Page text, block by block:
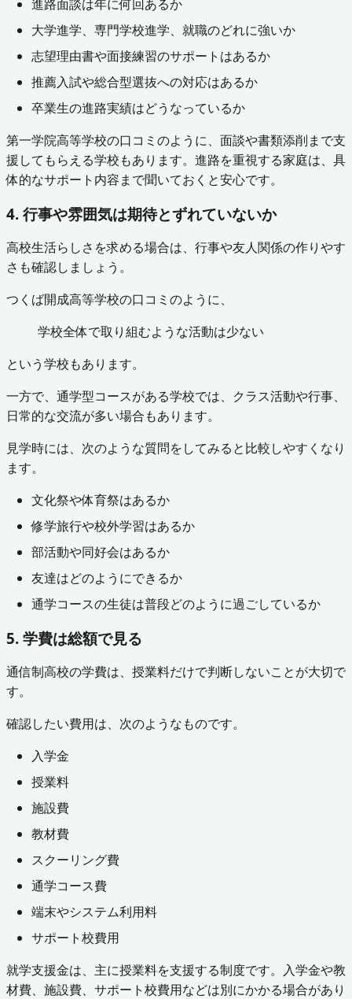
進路面談は年に何回あるか
大学進学、専門学校進学、就職のどれに強いか
志望理由書や面接練習のサポートはあるか
推薦入試や総合型選抜への対応はあるか
卒業生の進路実績はどうなっているか
第一学院高等学校の口コミのように、面談や書類添削まで支
援してもらえる学校もあります。進路を重視する家庭は、具
体的なサポート内容まで聞いておくと安心です。
4. 行事や雰囲気は期待とずれていないか
高校生活らしさを求める場合は、行事や友人関係の作りやす
さも確認しましょう。
つくば開成高等学校の口コミのように、
学校全体で取り組むような活動は少ない
という学校もあります。
一方で、通学型コースがある学校では、クラス活動や行事、
日常的な交流が多い場合もあります。
見学時には、次のような質問をしてみると比較しやすくなり
ます。
文化祭や体育祭はあるか
修学旅行や校外学習はあるか
部活動や同好会はあるか
友達はどのようにできるか
通学コースの生徒は普段どのように過ごしているか
5. 学費は総額で見る
通信制高校の学費は、授業料だけで判断しないことが大切で
す。
確認したい費用は、次のようなものです。
入学金
授業料
施設費
教材費
スクーリング費
通学コース費
端末やシステム利用料
サポート校費用
就学支援金は、主に授業料を支援する制度です。入学金や教
材費、施設費、サポート校費用などは別にかかる場合があり